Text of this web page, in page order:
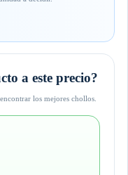
a este precio?
los mejores chollos.